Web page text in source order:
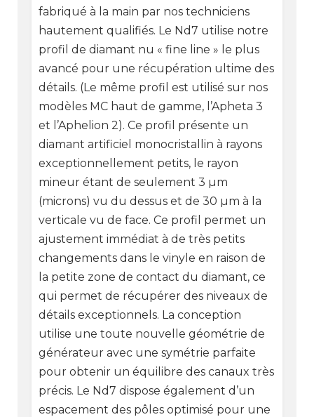
fabriqué à la main par nos techniciens
hautement qualifiés. Le Nd7 utilise notre
profil de diamant nu « fine line » le plus
avancé pour une récupération ultime des
détails. (Le même profil est utilisé sur nos
modèles MC haut de gamme, l’Apheta 3
et l’Aphelion 2). Ce profil présente un
diamant artificiel monocristallin à rayons
exceptionnellement petits, le rayon
mineur étant de seulement 3 µm
(microns) vu du dessus et de 30 µm à la
verticale vu de face. Ce profil permet un
ajustement immédiat à de très petits
changements dans le vinyle en raison de
la petite zone de contact du diamant, ce
qui permet de récupérer des niveaux de
détails exceptionnels. La conception
utilise une toute nouvelle géométrie de
générateur avec une symétrie parfaite
pour obtenir un équilibre des canaux très
précis. Le Nd7 dispose également d’un
espacement des pôles optimisé pour une